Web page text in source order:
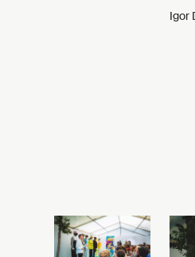
Igor